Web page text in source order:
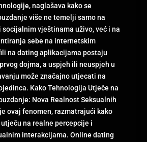
naglašava kako se
više ne temelji samo na
vještinama uživo, već i na
sebe na internetskim
na dating aplikacijama postaju
dojma, a uspjeh ili neuspjeh u
može značajno utjecati na
Kako Tehnologija Utječe na
Nova Realnost Seksualnih
ovaj fenomen, razmatrajući kako
na realne percepcije i
interakcijama. Online dating